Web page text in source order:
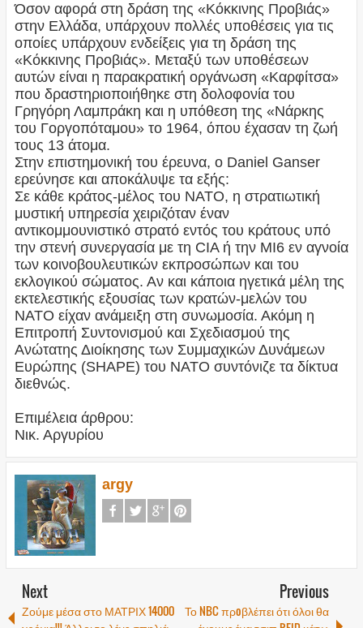
Όσον αφορά στη δράση της «Κόκκινης Προβιάς»
στην Ελλάδα, υπάρχουν πολλές υποθέσεις για τις
οποίες υπάρχουν ενδείξεις για τη δράση της
«Κόκκινης Προβιάς». Μεταξύ των υποθέσεων
αυτών είναι η παρακρατική οργάνωση «Καρφίτσα»
που δραστηριοποιήθηκε στη δολοφονία του
Γρηγόρη Λαμπράκη και η υπόθεση της «Νάρκης
του Γοργοπόταμου» το 1964, όπου έχασαν τη ζωή
τους 13 άτομα.
Στην επιστημονική του έρευνα, ο Daniel Ganser
ερεύνησε και αποκάλυψε τα εξής:
Σε κάθε κράτος-μέλος του ΝΑΤΟ, η στρατιωτική
μυστική υπηρεσία χειριζόταν έναν
αντικομμουνιστικό στρατό εντός του κράτους υπό
την στενή συνεργασία με τη CIA ή την MI6 εν αγνοία
των κοινοβουλευτικών εκπροσώπων και του
εκλογικού σώματος. Αν και κάποια ηγετικά μέλη της
εκτελεστικής εξουσίας των κρατών-μελών του
ΝΑΤΟ είχαν ανάμειξη στη συνωμοσία. Ακόμη η
Επιτροπή Συντονισμού και Σχεδιασμού της
Ανώτατης Διοίκησης των Συμμαχικών Δυνάμεων
Ευρώπης (SHAPE) του ΝΑΤΟ συντόνιζε τα δίκτυα
διεθνώς.
Επιμέλεια άρθρου:
Νικ. Αργυρίου
argy
Next
Ζούμε μέσα στο ΜΑΤΡΙΧ 14000
Previous
Το NBC πρoβλέπει ότι όλοι θα